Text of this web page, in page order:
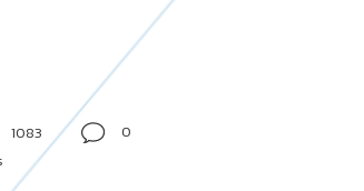
1083
0